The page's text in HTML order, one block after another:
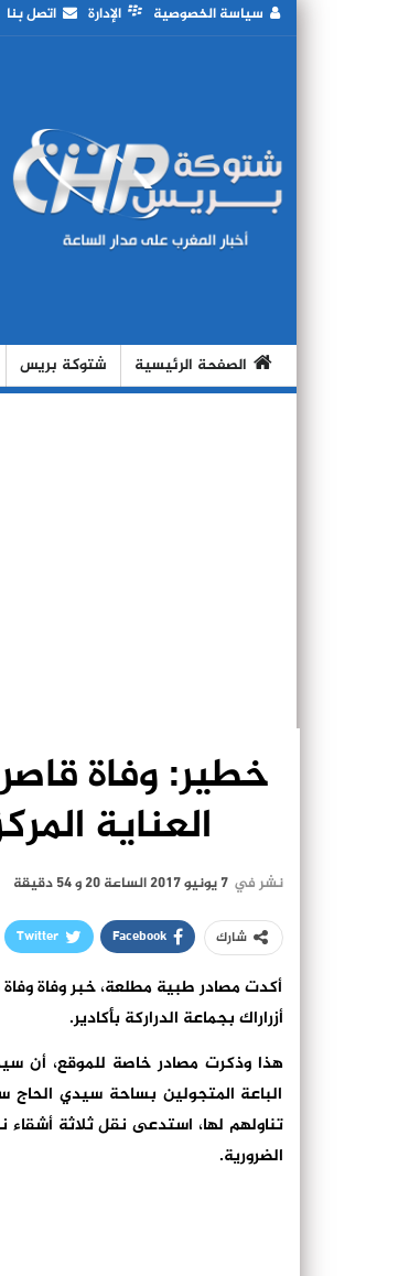
سياسة الخصوصية الإدارة اتصل بنا
الصفحة الرئيسية شتوكة بريس
خطير: وفاة
العناية
نشر في 7 يونيو 2017 الساعة 20 و 54 دقيقة
شارك Facebook
Twitter
أكدت مصادر طبية مطلعة، خبر وفاة
أزراراك بجماعة الدراركة بأكادير.
هذا وذكرت مصادر خاصة للموقع، أن
الباعة المتجولين بساحة سيدي
تناولهم لها، استدعى نقل ثلاثة
الضرورية.